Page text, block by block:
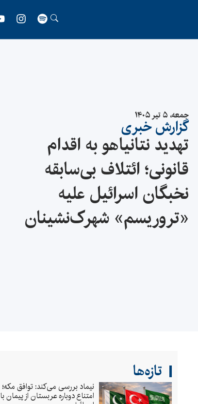
جمعه، ۵ تیر ۱۴۰۵
گزارش خبری
تهدید نتانیاهو به اقدام
قانونی؛ ائتلاف بی‌سابقه
نخبگان اسرائیل علیه
«تروریسم» شهرک‌نشینان
تازه‌ها
نیماد بررسی می‌کند: توافق مکه؛
امتناع دوباره عربستان از پیمان با